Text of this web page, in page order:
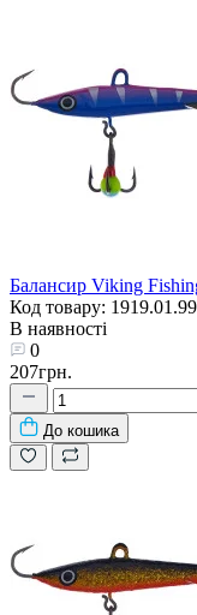
Балансир Viking
Код товару: 1919.01.99
В наявності
0
207грн.
До кошика